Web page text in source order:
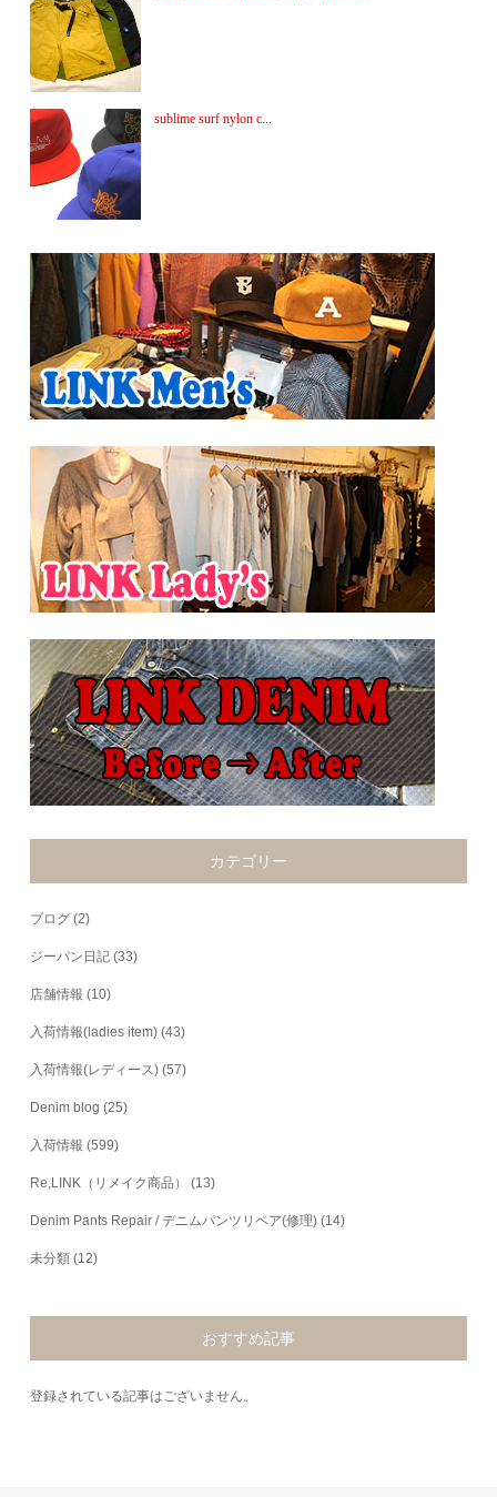
sublime surf nylon c...
カテゴリー
ブログ (2)
ジーパン日記 (33)
店舗情報 (10)
入荷情報(ladies item) (43)
入荷情報(レディース) (57)
Denim blog (25)
入荷情報 (599)
Re,LINK（リメイク商品） (13)
Denim Pants Repair / デニムパンツリペア(修理) (14)
未分類 (12)
おすすめ記事
登録されている記事はございません。